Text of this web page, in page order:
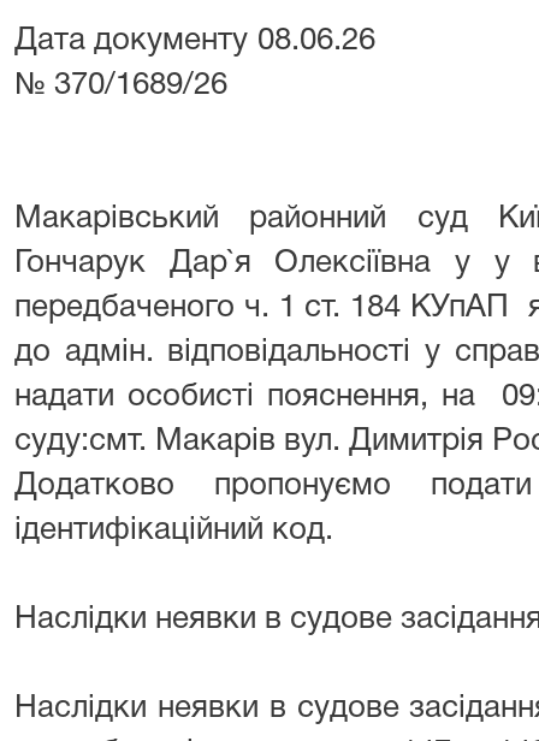
Дата документу
№ 370/1689/26
Макарівський районний суд
Гончарук Дар`я Олексіївна у у
передбаченого ч. 1 ст. 184 КУпАП
до адмін. відповідальності у
надати особисті пояснення, на
суду:смт. Макарів вул. Димитрія
Додатково пропонуємо
ідентифікаційний код.
Наслідки неявки в судове
Наслідки неявки в судове